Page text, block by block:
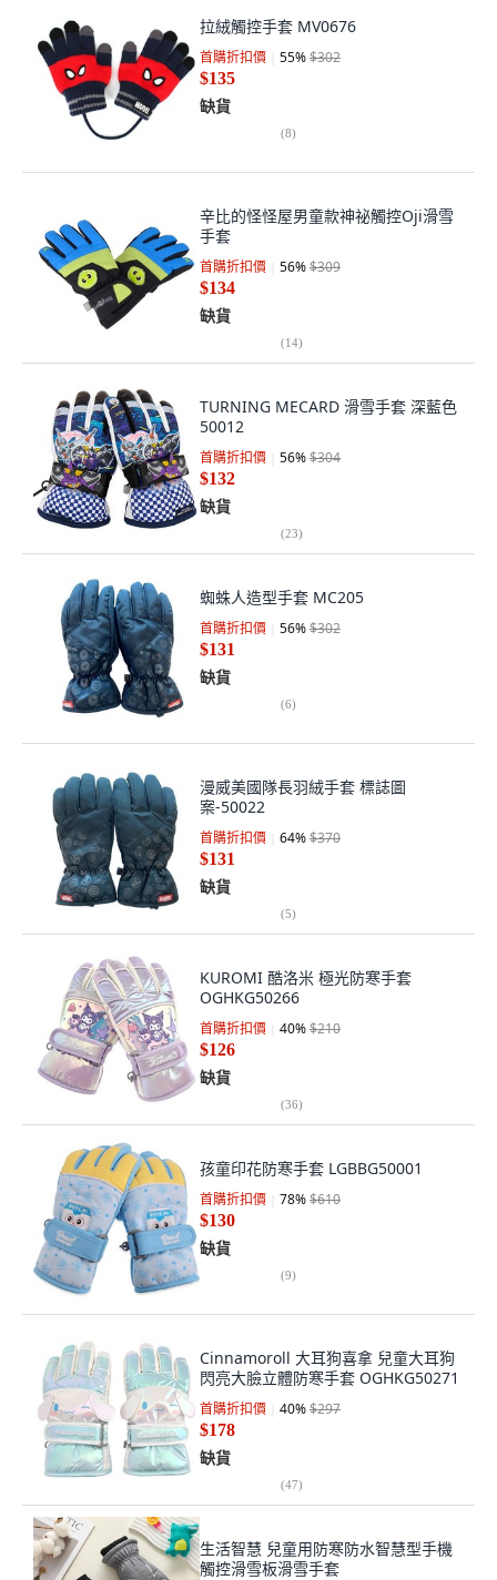
拉絨觸控手套 MV0676
首購折扣價 55%$302
$135
缺貨
(8)
辛比的怪怪屋男童款神祕觸控Oji滑雪
手套
首購折扣價 56%$309
$134
缺貨
(14)
TURNING MECARD 滑雪手套 深藍色
50012
首購折扣價 56%$304
$132
缺貨
(23)
蜘蛛人造型手套 MC205
首購折扣價 56%$302
$131
缺貨
(6)
漫威美國隊長羽絨手套 標誌圖
案-50022
首購折扣價 64%$370
$131
缺貨
(5)
KUROMI 酷洛米 極光防寒手套
OGHKG50266
首購折扣價 40%$210
$126
缺貨
(36)
孩童印花防寒手套 LGBBG50001
首購折扣價 78%$610
$130
缺貨
(9)
Cinnamoroll 大耳狗喜拿 兒童大耳狗
閃亮大臉立體防寒手套 OGHKG50271
首購折扣價 40%$297
$178
缺貨
(47)
生活智慧 兒童用防寒防水智慧型手機
觸控滑雪板滑雪手套